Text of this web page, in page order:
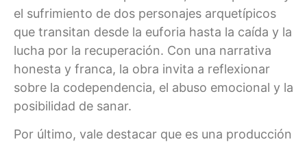
el sufrimiento de dos personajes arquetípicos
que transitan desde la euforia hasta la caída y la
lucha por la recuperación. Con una narrativa
honesta y franca, la obra invita a reflexionar
sobre la codependencia, el abuso emocional y la
posibilidad de sanar.
Por último, vale destacar que es una producción